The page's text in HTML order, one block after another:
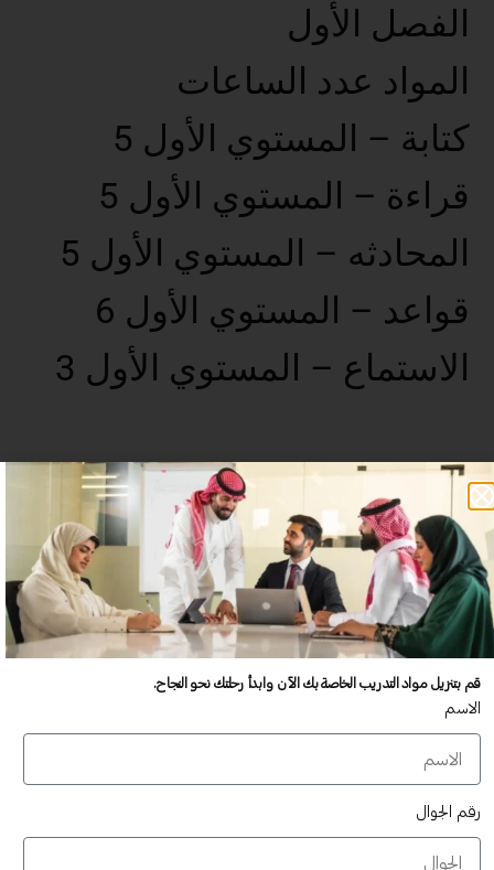
الفصل الأول
المواد عدد الساعات
كتابة – المستوي الأول 5
قراءة – المستوي الأول 5
المحادثه – المستوي الأول 5
قواعد – المستوي الأول 6
الاستماع – المستوي الأول 3
عدد غير محدود من المستخدمين
تدريب أكبر عدد تريده من المشاركين في موقعك - ​​إلى الأبد!
لا توجد رسوم تجديد سنوية
تدريب أكبر عدد تريده من المشاركين في موقعك - ​​إلى الأبد!
قم بتنزيل مواد التدريب الخاصة بك الآن وابدأ رحلتك نحو النجاح.
الاسم
رقم الجوال